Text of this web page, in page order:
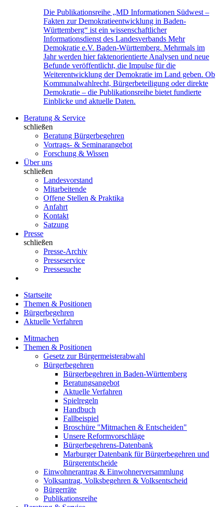
Die Publikationsreihe „MD Informationen Südwest –
Fakten zur Demokratieentwicklung in Baden-
Württemberg“ ist ein wissenschaftlicher
Informationsdienst des Landesverbands Mehr
Demokratie e.V. Baden-Württemberg. Mehrmals im
Jahr werden hier faktenorientierte Analysen und neue
Befunde veröffentlicht, die Impulse für die
Weiterentwicklung der Demokratie im Land geben. Ob
Kommunalwahlrecht, Bürgerbeteiligung oder direkte
Demokratie – die Publikationsreihe bietet fundierte
Einblicke und aktuelle Daten.
Beratung & Service
schließen
Beratung Bürgerbegehren
Vortrags- & Seminarangebot
Forschung & Wissen
Über uns
schließen
Landesvorstand
Mitarbeitende
Offene Stellen & Praktika
Anfahrt
Kontakt
Satzung
Presse
schließen
Presse-Archiv
Presseservice
Pressesuche
Startseite
Themen & Positionen
Bürgerbegehren
Aktuelle Verfahren
Mitmachen
Themen & Positionen
Gesetz zur Bürgermeisterabwahl
Bürgerbegehren
Bürgerbegehren in Baden-Württemberg
Beratungsangebot
Aktuelle Verfahren
Spielregeln
Handbuch
Fallbeispiel
Broschüre "Mitmachen & Entscheiden"
Unsere Reformvorschläge
Bürgerbegehrens-Datenbank
Marburger Datenbank für Bürgerbegehren und
Bürgerentscheide
Einwohnerantrag & Einwohnerversammlung
Volksantrag, Volksbegehren & Volksentscheid
Bürgerräte
Publikationsreihe